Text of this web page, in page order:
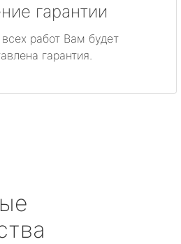
гарантии
работ Вам будет
гарантия.